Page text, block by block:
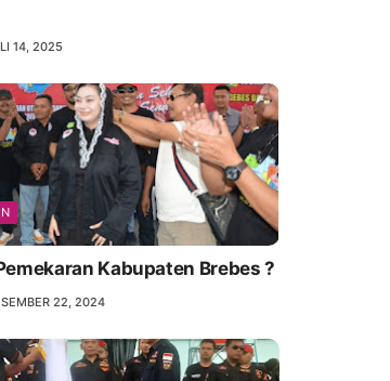
14, 2025
Kabupaten Brebes ?
22, 2024